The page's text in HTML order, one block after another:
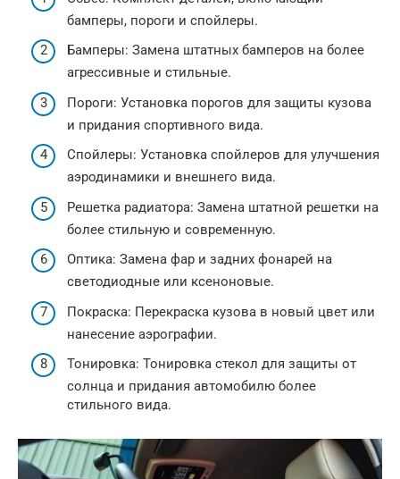
бамперы, пороги и спойлеры.
Бамперы: Замена штатных бамперов на более
агрессивные и стильные.
Пороги: Установка порогов для защиты кузова
и придания спортивного вида.
Спойлеры: Установка спойлеров для улучшения
аэродинамики и внешнего вида.
Решетка радиатора: Замена штатной решетки на
более стильную и современную.
Оптика: Замена фар и задних фонарей на
светодиодные или ксеноновые.
Покраска: Перекраска кузова в новый цвет или
нанесение аэрографии.
Тонировка: Тонировка стекол для защиты от
солнца и придания автомобилю более
стильного вида.